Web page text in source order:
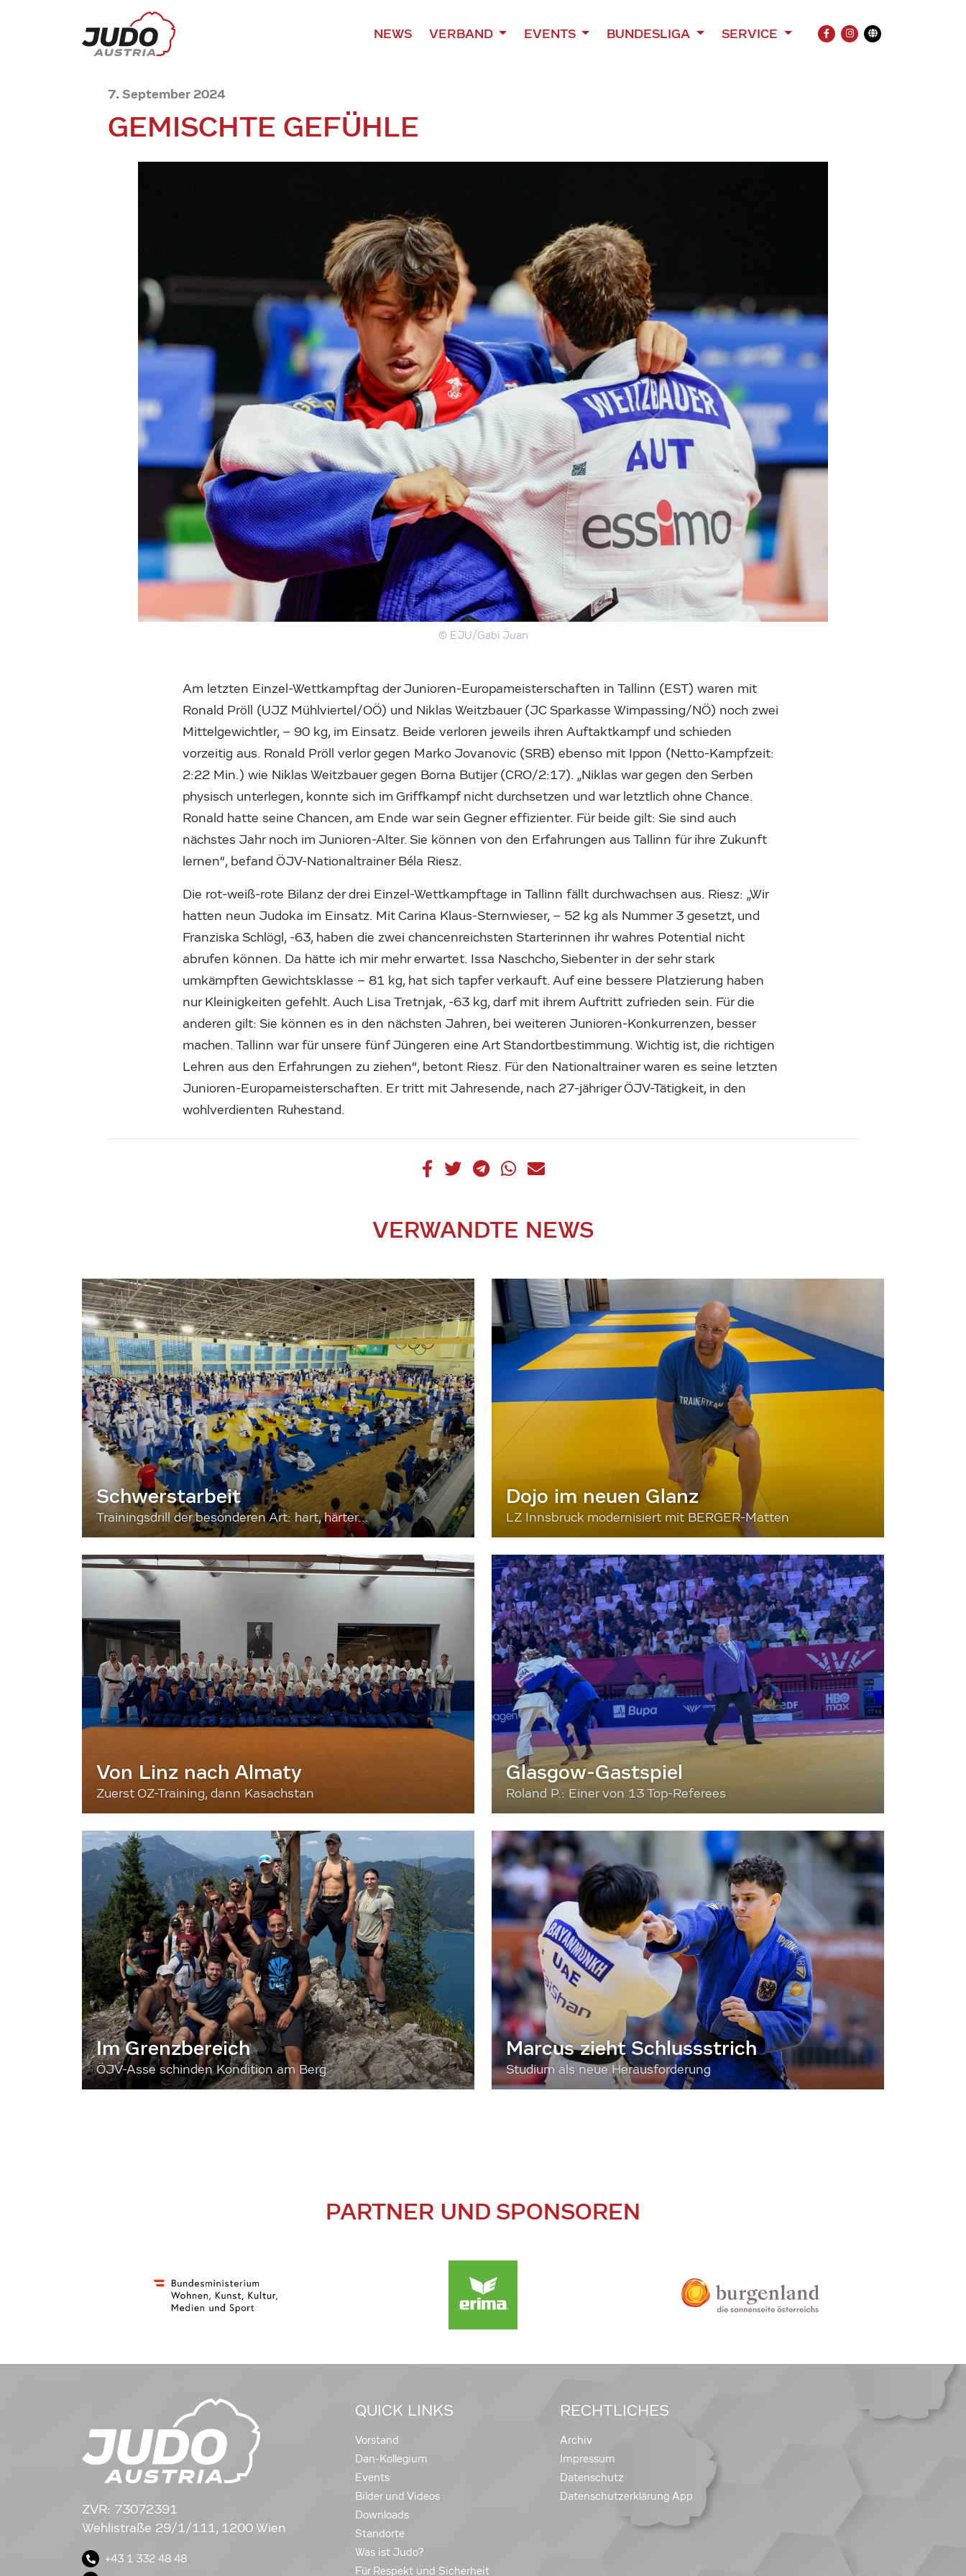
NEWS VERBAND EVENTS BUNDESLIGA SERVICE
FACEBOOK
INSTAGRAM
Übersetzung
7. September 2024
GEMISCHTE GEFÜHLE
© EJU/Gabi Juan
Am letzten Einzel-Wettkampftag der Junioren-Europameisterschaften in Tallinn (EST) waren mit
Ronald Pröll (UJZ Mühlviertel/OÖ) und Niklas Weitzbauer (JC Sparkasse Wimpassing/NÖ) noch zwei
Mittelgewichtler, – 90 kg, im Einsatz. Beide verloren jeweils ihren Auftaktkampf und schieden
vorzeitig aus. Ronald Pröll verlor gegen Marko Jovanovic (SRB) ebenso mit Ippon (Netto-Kampfzeit:
2:22 Min.) wie Niklas Weitzbauer gegen Borna Butijer (CRO/2:17). „Niklas war gegen den Serben
physisch unterlegen, konnte sich im Griffkampf nicht durchsetzen und war letztlich ohne Chance.
Ronald hatte seine Chancen, am Ende war sein Gegner effizienter. Für beide gilt: Sie sind auch
nächstes Jahr noch im Junioren-Alter. Sie können von den Erfahrungen aus Tallinn für ihre Zukunft
lernen“, befand ÖJV-Nationaltrainer Béla Riesz.
Die rot-weiß-rote Bilanz der drei Einzel-Wettkampftage in Tallinn fällt durchwachsen aus. Riesz: „Wir
hatten neun Judoka im Einsatz. Mit Carina Klaus-Sternwieser, – 52 kg als Nummer 3 gesetzt, und
Franziska Schlögl, -63, haben die zwei chancenreichsten Starterinnen ihr wahres Potential nicht
abrufen können. Da hätte ich mir mehr erwartet. Issa Naschcho, Siebenter in der sehr stark
umkämpften Gewichtsklasse – 81 kg, hat sich tapfer verkauft. Auf eine bessere Platzierung haben
nur Kleinigkeiten gefehlt. Auch Lisa Tretnjak, -63 kg, darf mit ihrem Auftritt zufrieden sein. Für die
anderen gilt: Sie können es in den nächsten Jahren, bei weiteren Junioren-Konkurrenzen, besser
machen. Tallinn war für unsere fünf Jüngeren eine Art Standortbestimmung. Wichtig ist, die richtigen
Lehren aus den Erfahrungen zu ziehen“, betont Riesz. Für den Nationaltrainer waren es seine letzten
Junioren-Europameisterschaften. Er tritt mit Jahresende, nach 27-jähriger ÖJV-Tätigkeit, in den
wohlverdienten Ruhestand.
VERWANDTE NEWS
Schwerstarbeit
Trainingsdrill der besonderen Art: hart, härter...
Dojo im neuen Glanz
LZ Innsbruck modernisiert mit BERGER-Matten
Von Linz nach Almaty
Zuerst OZ-Training, dann Kasachstan
Glasgow-Gastspiel
Roland P.: Einer von 13 Top-Referees
Im Grenzbereich
ÖJV-Asse schinden Kondition am Berg
Marcus zieht Schlussstrich
Studium als neue Herausforderung
PARTNER UND SPONSOREN
ZVR: 73072391
Wehlistraße 29/1/111, 1200 Wien
+43 1 332 48 48
QUICK LINKS
Vorstand
Dan-Kollegium
Events
Bilder und Videos
Downloads
Standorte
Was ist Judo?
Für Respekt und Sicherheit
RECHTLICHES
Archiv
Impressum
Datenschutz
Datenschutzerklärung App